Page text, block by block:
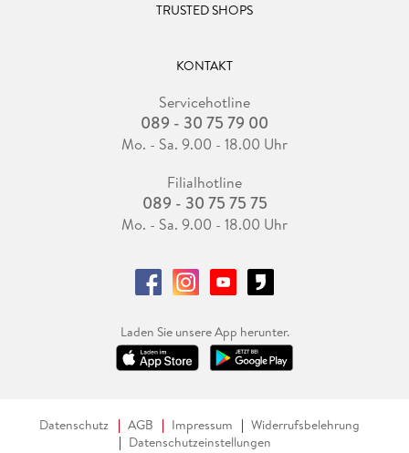
TRUSTED SHOPS
KONTAKT
Servicehotline
089 - 30 75 79 00
Mo. - Sa. 9.00 - 18.00 Uhr
Filialhotline
089 - 30 75 75 75
Mo. - Sa. 9.00 - 18.00 Uhr
Laden Sie unsere App herunter.
Datenschutz AGB Impressum
Widerrufsbelehrung
Datenschutzeinstellungen